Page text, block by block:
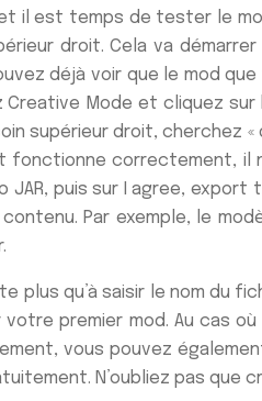
il est temps de tester le
droit. Cela va
déjà voir que le mod
Mode et cliquez
supérieur droit, cherchez
correctement, il
JAR, puis sur I agree,
Par exemple, le
plus qu’à saisir le nom du
premier mod. Au cas
vous pouvez
N’oubliez pas